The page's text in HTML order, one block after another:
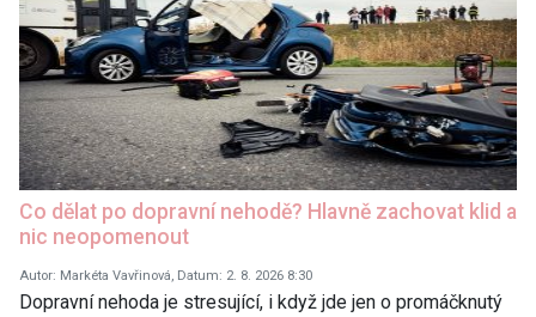
Co dělat po dopravní nehodě? Hlavně zachovat klid a
nic neopomenout
Autor: Markéta Vavřinová, Datum: 2. 8. 2026 8:30
Dopravní nehoda je stresující, i když jde jen o promáčknutý